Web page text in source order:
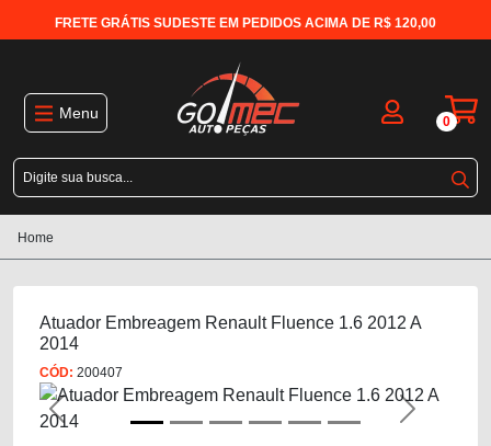
FRETE GRÁTIS SUDESTE EM PEDIDOS ACIMA DE R$ 120,00
Menu 0
Home
Atuador Embreagem Renault Fluence 1.6 2012 A
2014
CÓD: 200407
Previous Next